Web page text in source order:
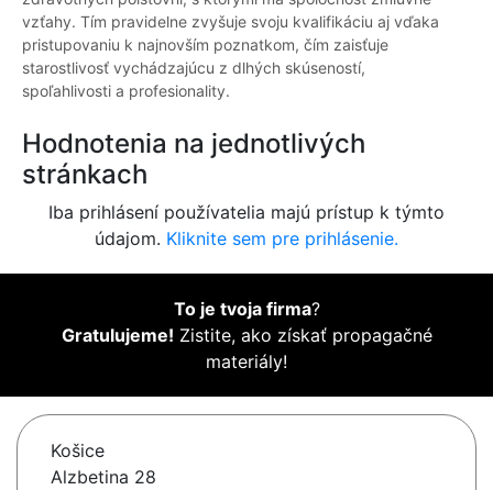
vzťahy. Tím pravidelne zvyšuje svoju kvalifikáciu aj vďaka
pristupovaniu k najnovším poznatkom, čím zaisťuje
starostlivosť vychádzajúcu z dlhých skúseností,
spoľahlivosti a profesionality.
Hodnotenia na jednotlivých
stránkach
Iba prihlásení používatelia majú prístup k týmto
údajom. Kliknite sem pre prihlásenie.
To je tvoja firma?
Gratulujeme! Zistite, ako získať propagačné
materiály!
Košice
Alzbetina 28